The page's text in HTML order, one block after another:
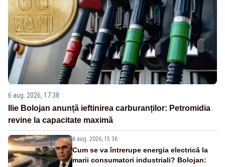
6 aug. 2026, 17:38
Ilie Bolojan anunță ieftinirea carburanților: Petromidia
revine la capacitate maximă
6 aug. 2026, 15:36
Cum se va întrerupe energia electrică la
marii consumatori industriali? Bolojan: